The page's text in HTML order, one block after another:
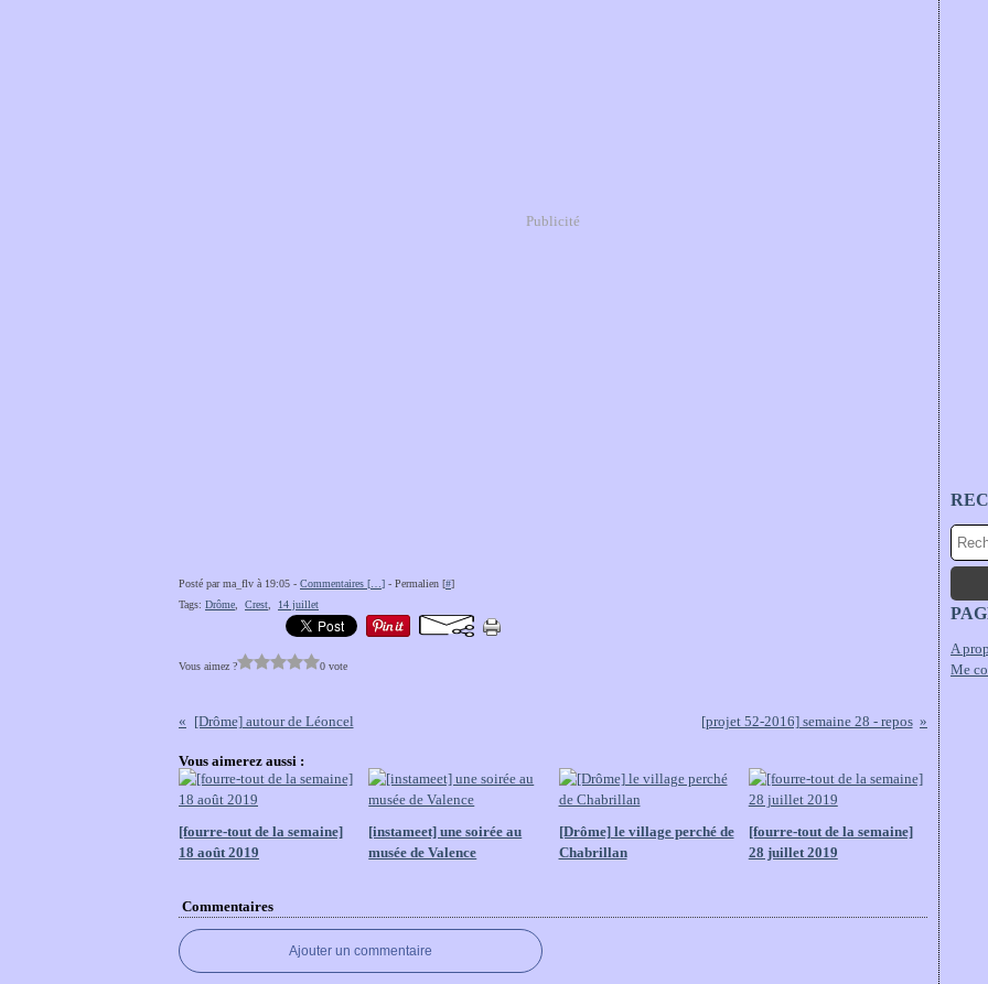
Publicité
Posté par ma_flv à 19:05 - Commentaires [ ] - Permalien [#]
Tags: Drôme Crest 14 juillet
Vous aimez ? 0 vote
[Drôme] autour de Léoncel [projet 52-2016] semaine 28 - repos
Vous aimerez aussi :
[fourre-tout de la semaine]
18 août 2019
[instameet] une soirée au
musée de Valence
[Drôme] le village perché de
Chabrillan
[fourre-tout de la semaine]
28 juillet 2019
Commentaires
Ajouter un commentaire
A
Me